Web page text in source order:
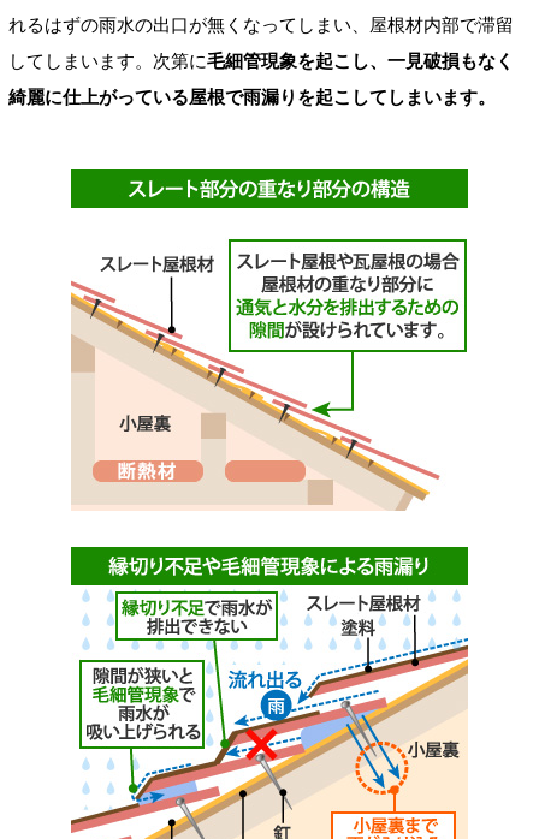
れるはずの雨水の出口が無くなってしまい、屋根材内部で滞留
してしまいます。次第に毛細管現象を起こし、一見破損もなく
綺麗に仕上がっている屋根で雨漏りを起こしてしまいます。